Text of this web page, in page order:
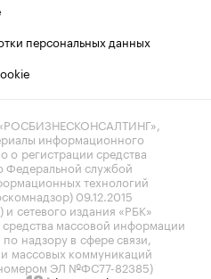
персональных данных
информационного
о регистрации средства
службой
технологий
09.12.2015
сетевого издания «РБК»
средства массовой информации
надзору в сфере связи,
массовых коммуникаций
номером ЭЛ №ФС77-82385)